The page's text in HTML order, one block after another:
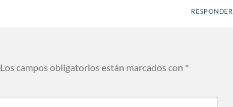
RESPONDER
Los campos obligatorios están marcados con *